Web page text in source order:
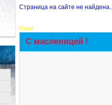
Страница на сайте не
New!
С масленицей !